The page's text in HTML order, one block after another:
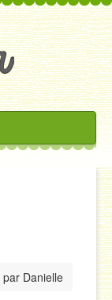
Rechercher
par Danielle